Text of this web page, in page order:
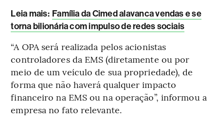
Leia mais: Família da Cimed alavanca vendas e se
torna bilionária com impulso de redes sociais
“A OPA será realizada pelos acionistas
controladores da EMS (diretamente ou por
meio de um veículo de sua propriedade), de
forma que não haverá qualquer impacto
financeiro na EMS ou na operação”, informou a
empresa no fato relevante.